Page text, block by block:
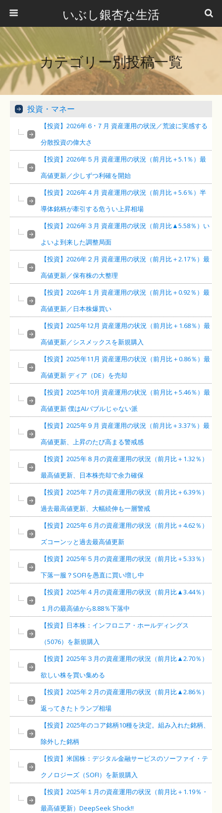
いぶし銀杏な生活
カテゴリー別投稿一覧
投資・マネー
【投資】2026年６･７月 資産運用の状況／荒波に実感する
分散投資の偉大さ
【投資】2026年５月 資産運用の状況（前月比＋5.1％）最
高値更新／少しずつ利確を開始
【投資】2026年４月 資産運用の状況（前月比＋5.6％）半
導体銘柄が牽引する危うい上昇相場
【投資】2026年３月 資産運用の状況（前月比▲5.58％）い
よいよ到来した調整局面
【投資】2026年２月 資産運用の状況（前月比＋2.17％）最
高値更新／保有株の大整理
【投資】2026年１月 資産運用の状況（前月比＋0.92％）最
高値更新／日本株爆買い
【投資】2025年12月 資産運用の状況（前月比＋1.68％）最
高値更新／シスメックスを新規購入
【投資】2025年11月 資産運用の状況（前月比＋0.86％）最
高値更新 ディア（DE）を売却
【投資】2025年10月 資産運用の状況（前月比＋5.46％）最
高値更新 僕はAIバブルじゃない派
【投資】2025年９月 資産運用の状況（前月比＋3.37％）最
高値更新、上昇のたび高まる警戒感
【投資】2025年８月の資産運用の状況（前月比＋1.32％）
最高値更新、日本株売却で余力確保
【投資】2025年７月の資産運用の状況（前月比＋6.39％）
過去最高値更新、大幅続伸も一層警戒
【投資】2025年６月の資産運用の状況（前月比＋4.62％）
ズコーンッと過去最高値更新
【投資】2025年５月の資産運用の状況（前月比＋5.33％）
下落一服？SOFIを愚直に買い増し中
【投資】2025年４月の資産運用の状況（前月比▲3.44％）
１月の最高値から8.88％下落中
【投資】日本株：インフロニア・ホールディングス
（5076）を新規購入
【投資】2025年３月の資産運用の状況（前月比▲2.70％）
欲しい株を買い集める
【投資】2025年２月の資産運用の状況（前月比▲2.86％）
返ってきたトランプ相場
【投資】2025年のコア銘柄10種を決定。組み入れた銘柄、
除外した銘柄
【投資】米国株：デジタル金融サービスのソーファイ・テ
クノロジーズ（SOFI）を新規購入
【投資】2025年１月の資産運用の状況（前月比＋1.19％・
最高値更新）DeepSeek Shock!!